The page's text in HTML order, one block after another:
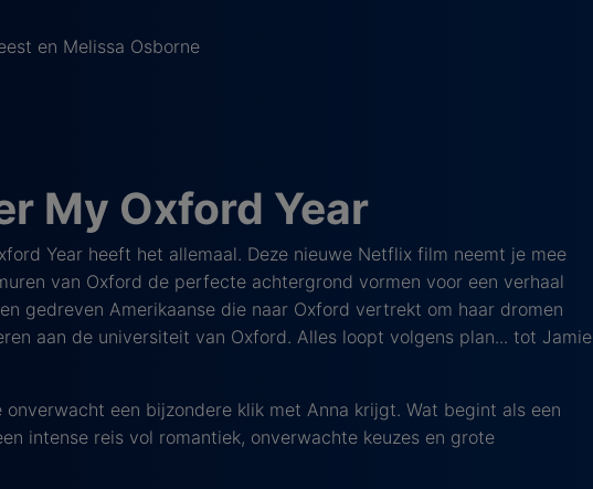
en Melissa Osborne
My Oxford Year
Year heeft het allemaal. Deze nieuwe Netflix film neemt je mee
van Oxford de perfecte achtergrond vormen voor een verhaal
gedreven Amerikaanse die naar Oxford vertrekt om haar dromen
aan de universiteit van Oxford. Alles loopt volgens plan... tot Jamie
een bijzondere klik met Anna krijgt. Wat begint als een
intense reis vol romantiek, onverwachte keuzes en grote